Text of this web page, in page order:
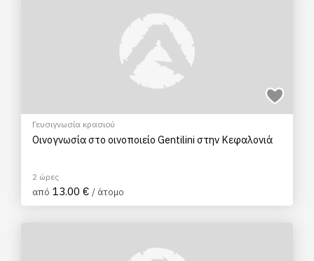
Γευσιγνωσία κρασιού
Οινογνωσία στο οινοποιείο Gentilini στην Κεφαλονιά
2 ώρες
από 13.00 € / άτομο